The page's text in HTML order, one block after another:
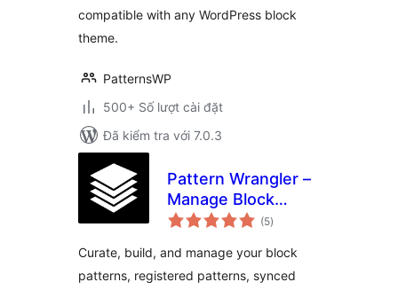
compatible with any WordPress block
theme.
PatternsWP
500+ Số lượt cài đặt
Đã kiểm tra với 7.0.3
Pattern Wrangler –
Manage Block
Patterns and(5tổng
đánh
)
Curate, build, and manage your block
patterns, registered patterns, synced